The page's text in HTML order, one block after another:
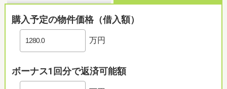
購入予定の物件価格（借入額）
万円
ボーナス1回分で返済可能額